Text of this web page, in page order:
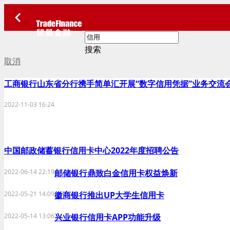
搜索
取消
工商银行山东省分行携手简单汇开展“数字信用凭据”业务交流
2022-11-03 16:24
中国邮政储蓄银行信用卡中心2022年度招聘公告
2022-06-14 22:19邮储银行鼎致白金信用卡权益焕新
2022-05-21 14:09徽商银行推出UP大学生信用卡
2022-05-14 13:06兴业银行信用卡APP功能升级